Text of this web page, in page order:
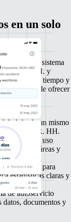
en un solo
Nuestro sistema
de RR. HH. y
Ahorra tiempo y
además de ofrecer
desde un mismo
de RR. HH.
es de uso
a otras áreas y
y fiable para
estadísticas claras y
de autoservicio
datos, documentos y